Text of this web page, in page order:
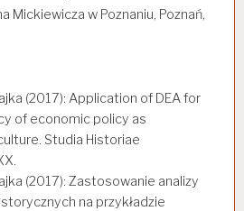
Mickiewicza w Poznaniu, Poznań,
(2017): Application of DEA for
of economic policy as
Studia Historiae
(2017): Zastosowanie analizy
na przykładzie